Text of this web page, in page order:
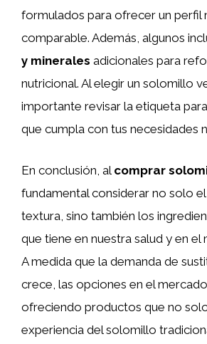
formulados para ofrecer un perfil
comparable. Además, algunos
y minerales adicionales para
nutricional. Al elegir un solomillo
importante revisar la etiqueta
que cumpla con tus necesidades
En conclusión, al comprar
fundamental considerar no solo
textura, sino también los
que tiene en nuestra salud y en el
A medida que la demanda de
crece, las opciones en el
ofreciendo productos que no
experiencia del solomillo